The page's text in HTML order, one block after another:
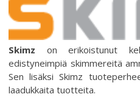
Skimz on erikoistunut
edistyneimpiä skimmereitä
Sen lisäksi Skimz
laadukkaita tuotteita.